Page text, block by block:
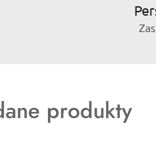
produkty